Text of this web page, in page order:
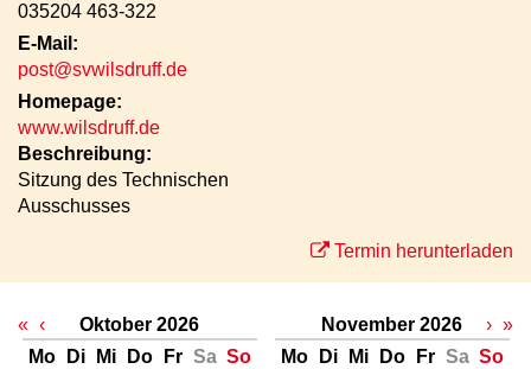
035204 463-322
E-Mail:
post@svwilsdruff.de
Homepage:
www.wilsdruff.de
Beschreibung:
Sitzung des Technischen
Ausschusses
Termin herunterladen
« ‹
Oktober 2026
Mo
Di Mi Do Fr Sa So
November 2026
Mo
Di Mi Do Fr Sa So
› »